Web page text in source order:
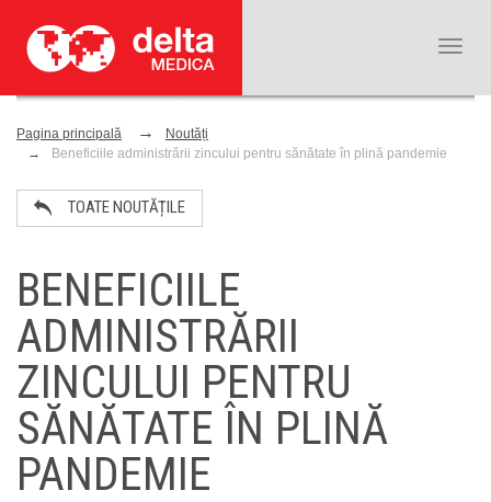
Pagina principală
Noutăți
Beneficiile administrării zincului pentru sănătate în plină pandemie
TOATE NOUTĂȚILE
BENEFICIILE
ADMINISTRĂRII
ZINCULUI PENTRU
SĂNĂTATE ÎN PLINĂ
PANDEMIE